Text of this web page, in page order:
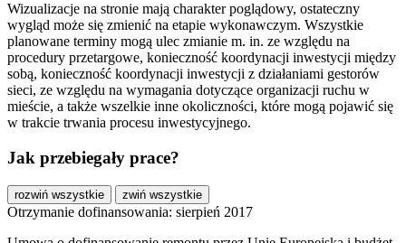
Wizualizacje na stronie mają charakter poglądowy, ostateczny
wygląd może się zmienić na etapie wykonawczym. Wszystkie
planowane terminy mogą ulec zmianie m. in. ze względu na
procedury przetargowe, konieczność koordynacji inwestycji między
sobą, konieczność koordynacji inwestycji z działaniami gestorów
sieci, ze względu na wymagania dotyczące organizacji ruchu w
mieście, a także wszelkie inne okoliczności, które mogą pojawić się
w trakcie trwania procesu inwestycyjnego.
Jak przebiegały prace?
rozwiń wszystkie zwiń wszystkie
Otrzymanie dofinansowania: sierpień 2017